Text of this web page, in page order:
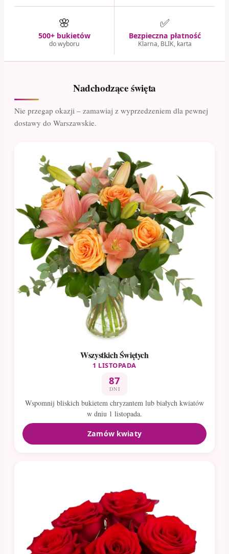
🌸
500+ bukietów
do wyboru
✅
Bezpieczna płatność
Klarna, BLIK, karta
Nadchodzące święta
Nie przegap okazji – zamawiaj z wyprzedzeniem dla pewnej
dostawy do Warszawskie.
Wszystkich Świętych
1 LISTOPADA
87
DNI
Wspomnij bliskich bukietem chryzantem lub białych kwiatów
w dniu 1 listopada.
Zamów kwiaty